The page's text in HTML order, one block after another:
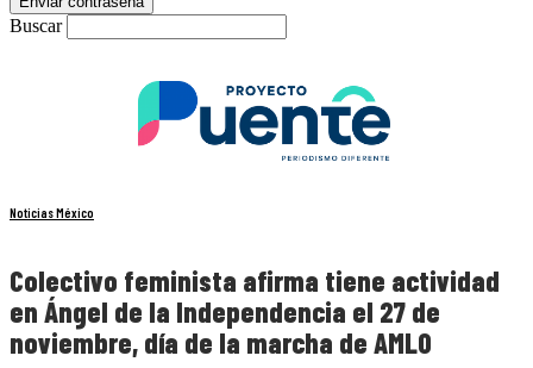
Buscar
Noticias México
Colectivo feminista afirma tiene actividad
en Ángel de la Independencia el 27 de
noviembre, día de la marcha de AMLO